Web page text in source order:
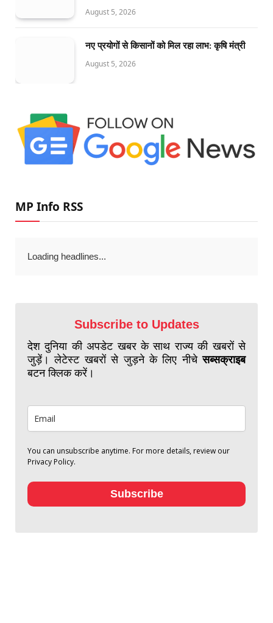
August 5, 2026
नए प्रयोगों से किसानों को मिल रहा लाभ: कृषि मंत्री
August 5, 2026
MP Info RSS
Loading headlines...
Subscribe to Updates
देश दुनिया की अपडेट खबर के साथ राज्य की खबरों से
जुड़ें। लेटेस्ट खबरों से जुड़ने के लिए नीचेसब्सक्राइब
बटन क्लिक करें।
You can unsubscribe anytime. For more details, review our
Privacy Policy.
Subscribe